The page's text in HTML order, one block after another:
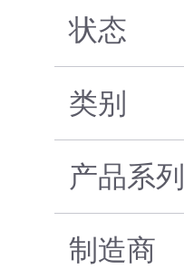
状态
类别
产品系列
制造商